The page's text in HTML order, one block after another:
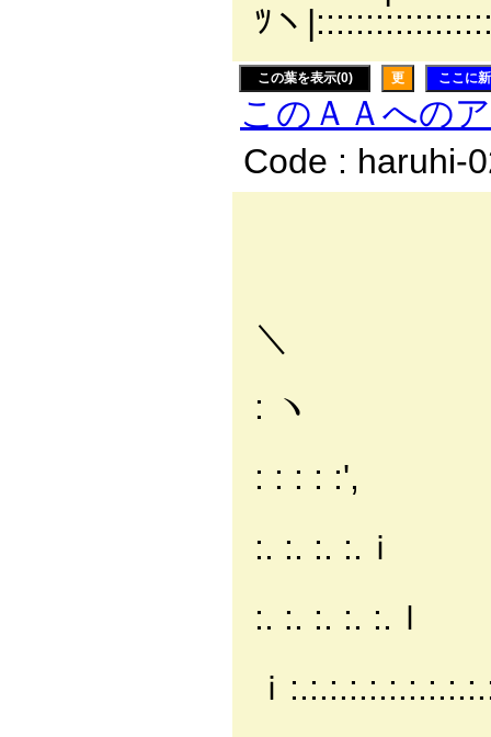
ﾂヽ
この葉を表示(0) 更 ここに
このＡＡへの
Code : haruhi-
＼
: ヽ
: : : : :',
:. :. :. :.ｉ
:. :. :. :. :.ｌ
ｉ